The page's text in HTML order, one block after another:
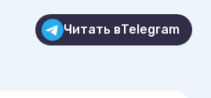
Читать вTelegram